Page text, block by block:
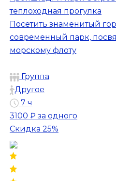
теплоходная прогулка
Посетить знаменитый
современный парк,
морскому флоту
Группа
Другое
7 ч
3100 ₽ за одного
Скидка 25%